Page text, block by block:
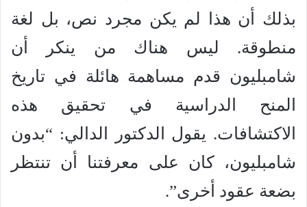
بذلك أن هذا لم يكن مجرد نص، بل لغة
منطوقة. ليس هناك من ينكر أن
شامبليون قدم مساهمة هائلة في تاريخ
المنح الدراسية في تحقيق هذه
الاكتشافات. يقول الدكتور الدالي: “بدون
شامبليون، كان على معرفتنا أن تنتظر
بضعة عقود أخرى”.